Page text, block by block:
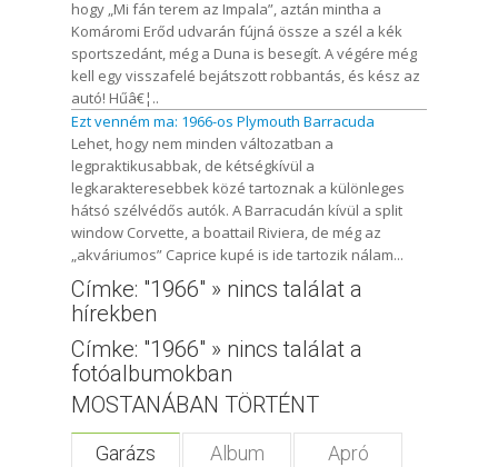
hogy „Mi fán terem az Impala”, aztán mintha a
Komáromi Erőd udvarán fújná össze a szél a kék
sportszedánt, még a Duna is besegít. A végére még
kell egy visszafelé bejátszott robbantás, és kész az
autó! Hűâ€¦..
Ezt venném ma: 1966-os Plymouth Barracuda
Lehet, hogy nem minden változatban a
legpraktikusabbak, de kétségkívül a
legkarakteresebbek közé tartoznak a különleges
hátsó szélvédős autók. A Barracudán kívül a split
window Corvette, a boattail Riviera, de még az
„akváriumos” Caprice kupé is ide tartozik nálam...
Címke: "1966" » nincs találat a
hírekben
Címke: "1966" » nincs találat a
fotóalbumokban
MOSTANÁBAN TÖRTÉNT
Garázs Album Apró